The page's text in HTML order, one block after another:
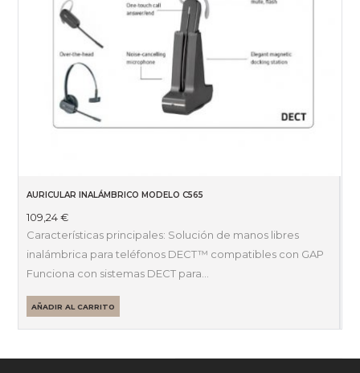
AURICULAR INALÁMBRICO MODELO C565
109,24€
Características principales: Solución de manos libres
inalámbrica para teléfonos DECT™ compatibles con GAP
Funciona con sistemas DECT para…
AÑADIR AL CARRITO